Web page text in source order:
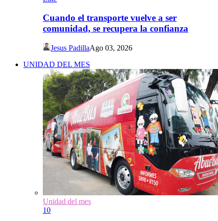
Cuando el transporte vuelve a ser
comunidad, se recupera la confianza
Jesus PadillaAgo 03, 2026
UNIDAD DEL MES
Unidad del mes
10